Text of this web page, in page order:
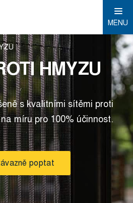
MENU
HMYZU
s kvalitními sítěmi proti
míru pro 100% účinnost.
poptat